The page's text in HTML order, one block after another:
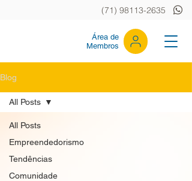
Área de
Membros
(71) 98113-2635
Blog
All Posts
Empreendedorismo
Tendências
Comunidade
All Posts